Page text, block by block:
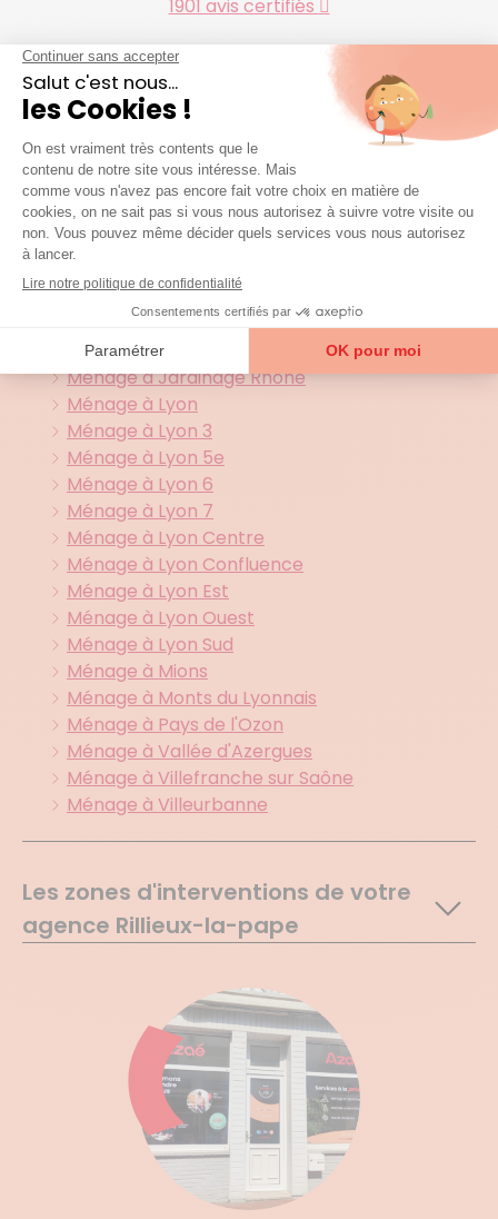
1901 avis certifiés
Agences et zones
d'interventions
Toutes nos agences présentes
dans le69 (Rhone)
Ménage à Fontaines sur Saône
Ménage à Fontaines sur Saône 2
Ménage à Jardinage Rhône
Ménage à Lyon
Ménage à Lyon 3
Ménage à Lyon 5e
Ménage à Lyon 6
Ménage à Lyon 7
Ménage à Lyon Centre
Ménage à Lyon Confluence
Ménage à Lyon Est
Ménage à Lyon Ouest
Ménage à Lyon Sud
Ménage à Mions
Ménage à Monts du Lyonnais
Ménage à Pays de l'Ozon
Ménage à Vallée d'Azergues
Ménage à Villefranche sur Saône
Ménage à Villeurbanne
Les zones d'interventions de votre
agence Rillieux-la-pape
Caluire Et Cuire
Sathonay Camp
Sathonay Village